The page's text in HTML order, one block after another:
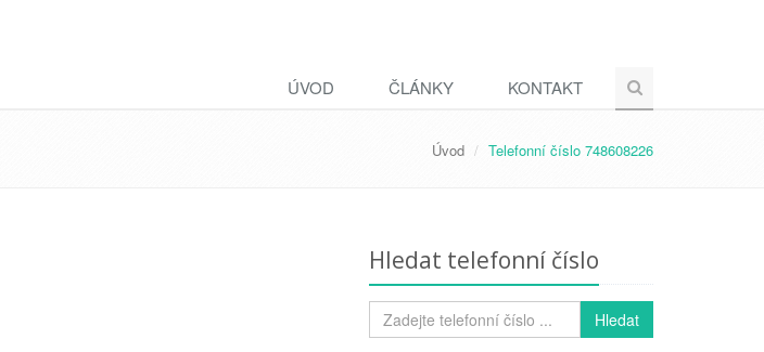
ÚVOD ČLÁNKY KONTAKT
Úvod Telefonní číslo 748608226
Hledat telefonní číslo
Hledat